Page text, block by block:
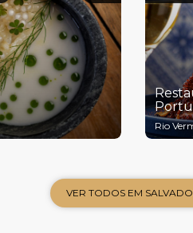
Rio
VER TODOS EM